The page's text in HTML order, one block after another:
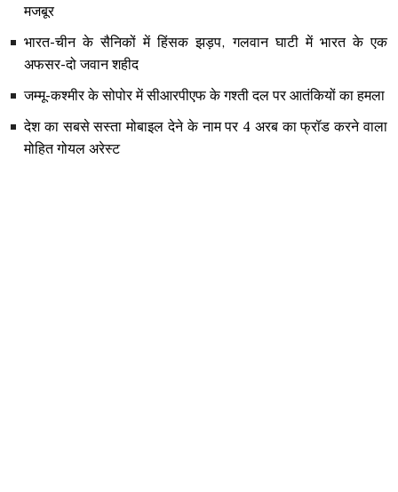
मजबूर
भारत-चीन के सैनिकों में हिंसक झड़प, गलवान घाटी में भारत के एक
अफसर-दो जवान शहीद
जम्मू-कश्मीर के सोपोर में सीआरपीएफ के गश्ती दल पर आतंकियों का हमला
देश का सबसे सस्ता मोबाइल देने के नाम पर 4 अरब का फ्रॉड करने वाला
मोहित गोयल अरेस्ट